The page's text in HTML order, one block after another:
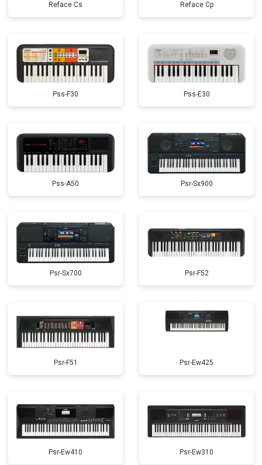
Reface Cs Reface Cp
Pss-F30 Pss-E30
Pss-A50 Psr-Sx900
Psr-Sx700 Psr-F52
Psr-F51 Psr-Ew425
Psr-Ew410 Psr-Ew310